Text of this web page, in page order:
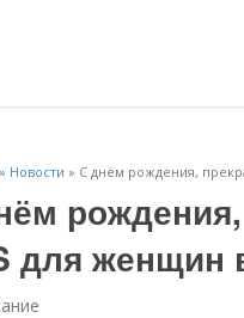
» Новости » С днём рождения,
для женщин